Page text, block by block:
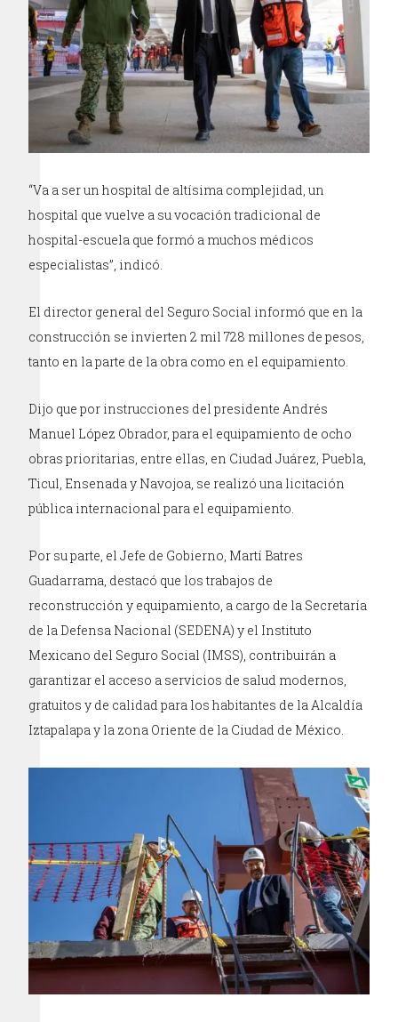
“Va a ser un hospital de altísima complejidad, un
hospital que vuelve a su vocación tradicional de
hospital-escuela que formó a muchos médicos
especialistas”, indicó.
El director general del Seguro Social informó que en la
construcción se invierten 2 mil 728 millones de pesos,
tanto en la parte de la obra como en el equipamiento.
Dijo que por instrucciones del presidente Andrés
Manuel López Obrador, para el equipamiento de ocho
obras prioritarias, entre ellas, en Ciudad Juárez, Puebla,
Ticul, Ensenada y Navojoa, se realizó una licitación
pública internacional para el equipamiento.
Por su parte, el Jefe de Gobierno, Martí Batres
Guadarrama, destacó que los trabajos de
reconstrucción y equipamiento, a cargo de la Secretaría
de la Defensa Nacional (SEDENA) y el Instituto
Mexicano del Seguro Social (IMSS), contribuirán a
garantizar el acceso a servicios de salud modernos,
gratuitos y de calidad para los habitantes de la Alcaldía
Iztapalapa y la zona Oriente de la Ciudad de México.